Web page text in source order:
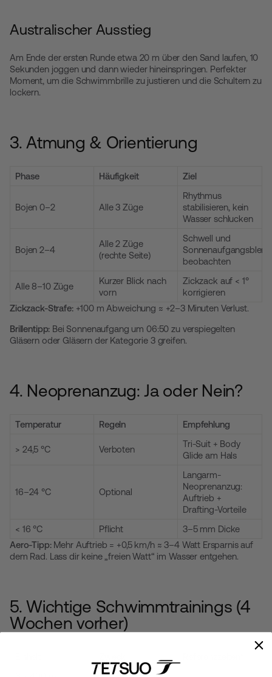
Australischer Ausstieg
Am Ende der ersten Runde etwa 20 m über den Sand laufen, 10
Sekunden joggen und dann wieder hineinspringen. Perfekter
Moment, um die Schwimmbrille zu justieren und die Schultern zu
lockern.
3. Atmung & Orientierung
Phase Häufigkeit Ziel
Bojen 0–2 Alle 3 Züge
Rhythmus
stabilisieren, kein
Wasser schlucken
Bojen 2–4
Alle 2 Züge
(rechte Seite)
Schwell und
beobachten
Alle 8–10 Züge
Kurzer Blick nach
vorn
Zickzack auf < 1°
korrigieren
Zickzack-Strafe:+100 m Abweichung ≈ +2–3 Minuten Verlust.
Brillentipp: Bei Sonnenaufgang um 06:50 zu verspiegelten
Gläsern oder Gläsern der Kategorie 3 greifen.
4. Neoprenanzug: Ja oder Nein?
Temperatur Regeln Empfehlung
> 24,5 °C Verboten
Tri-Suit + Body
Glide am Hals
16–24 °C Optional
Langarm-
Neoprenanzug:
Auftrieb +
Drafting-Vorteile
< 16 °C
Pflicht
3–5 mm Dicke
Aero-Tipp:Mehr Auftrieb = +0,5 km/h ≈ 3–4 Watt Ersparnis auf
dem Rad. Lass dir keine „freien Watt“ im Wasser entgehen.
5. Wichtige Schwimmtrainings (4
Wochen vorher)